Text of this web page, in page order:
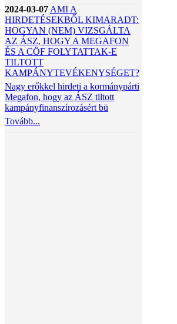
2024-03-07 AMI A
HIRDETÉSEKBŐL KIMARADT:
HOGYAN (NEM) VIZSGÁLTA
AZ ÁSZ, HOGY A MEGAFON
ÉS A CÖF FOLYTATTAK-E
TILTOTT
KAMPÁNYTEVÉKENYSÉGET?
Nagy erőkkel hirdeti a kormánypárti
Megafon, hogy az ÁSZ tiltott
kampányfinanszírozásért bü
Tovább...